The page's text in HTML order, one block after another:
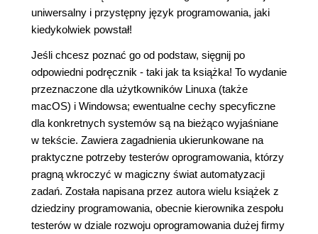
uniwersalny i przystępny język programowania, jaki
kiedykolwiek powstał!
Jeśli chcesz poznać go od podstaw, sięgnij po
odpowiedni podręcznik - taki jak ta książka! To wydanie
przeznaczone dla użytkowników Linuxa (także
macOS) i Windowsa; ewentualne cechy specyficzne
dla konkretnych systemów są na bieżąco wyjaśniane
w tekście. Zawiera zagadnienia ukierunkowane na
praktyczne potrzeby testerów oprogramowania, którzy
pragną wkroczyć w magiczny świat automatyzacji
zadań. Została napisana przez autora wielu książek z
dziedziny programowania, obecnie kierownika zespołu
testerów w dziale rozwoju oprogramowania dużej firmy